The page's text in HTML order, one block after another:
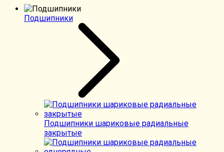
Подшипники
Подшипники шариковые радиальные
закрытые